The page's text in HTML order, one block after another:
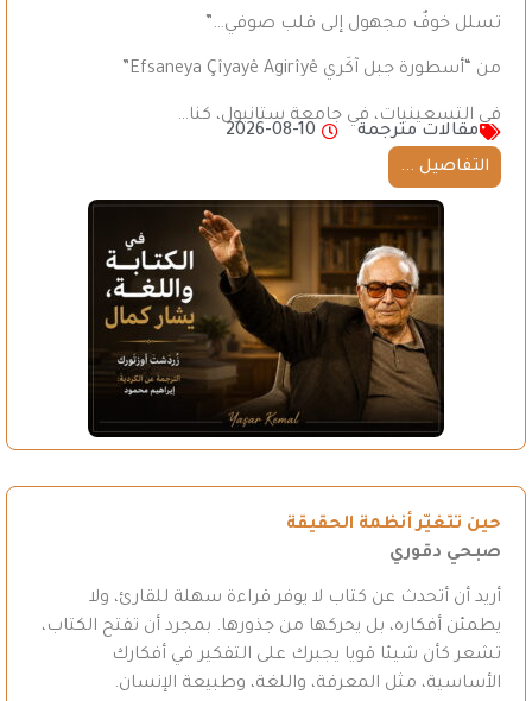
تسلل خوفٌ مجهول إلى قلب صوفي…”
من “أسطورة جبل آكَري Efsaneya Çîyayê Agirîyê”
في التسعينيات، في جامعة ستانبول، كنا…
مقالات مترجمة
2026-08-10
التفاصيل ...
حين تتغيّر أنظمة الحقيقة
صبحي دقوري
أريد أن أتحدث عن كتاب لا يوفر قراءة سهلة للقارئ، ولا
يطمئن أفكاره، بل يحركها من جذورها. بمجرد أن تفتح الكتاب،
تشعر كأن شيئا قويا يجبرك على التفكير في أفكارك
الأساسية، مثل المعرفة، واللغة، وطبيعة الإنسان.